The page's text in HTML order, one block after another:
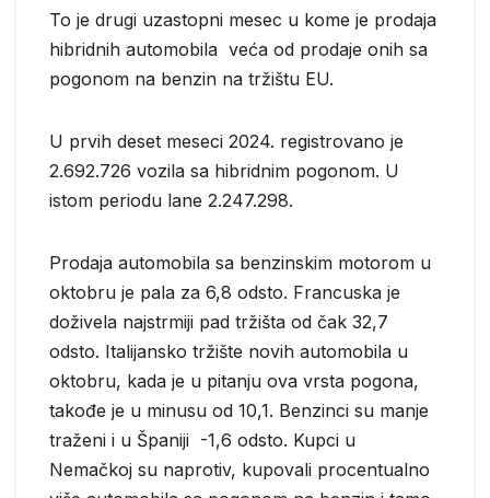
To je drugi uzastopni mesec u kome je prodaja
hibridnih automobila veća od prodaje onih sa
pogonom na benzin na tržištu EU.
U prvih deset meseci 2024. registrovano je
2.692.726 vozila sa hibridnim pogonom. U
istom periodu lane 2.247.298.
Prodaja automobila sa benzinskim motorom u
oktobru je pala za 6,8 odsto. Francuska je
doživela najstrmiji pad tržišta od čak 32,7
odsto. Italijansko tržište novih automobila u
oktobru, kada je u pitanju ova vrsta pogona,
takođe je u minusu od 10,1. Benzinci su manje
traženi i u Španiji -1,6 odsto. Kupci u
Nemačkoj su naprotiv, kupovali procentualno